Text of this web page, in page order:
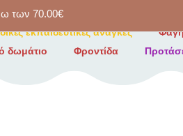
των 70.00€
εκπαιδευτικές ανάγκες
δωμάτιο Φροντίδα